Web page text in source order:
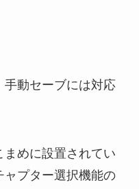
動セーブには対応
めに設置されてい
ャプター選択機能の